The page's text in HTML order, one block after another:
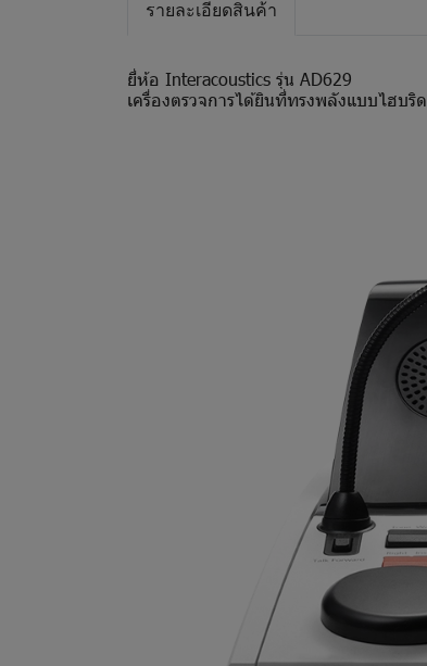
รายละเอียดสินค้า
ยี่ห้อ Interacoustics รุ่น AD629
เครื่องตรวจการได้ยินที่ทรงพลังแบบไฮบริด